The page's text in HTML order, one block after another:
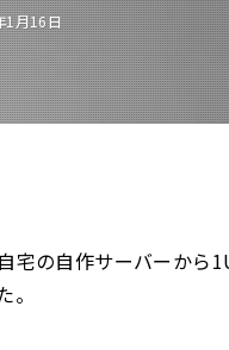
1月16日
宅の自作サーバーから